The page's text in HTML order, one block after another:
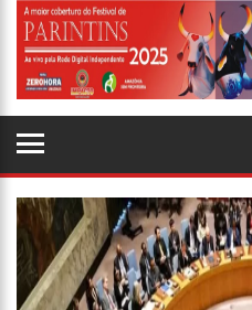
10:32 Rússia destrói grandes
10:26
Estado Unidos estão
mundo árabe e
10:11 Homem é executado a
10:00 Linha Direta exibe vídeo
15:34 Faustão deixa Band
12:49 Padrasto é pego